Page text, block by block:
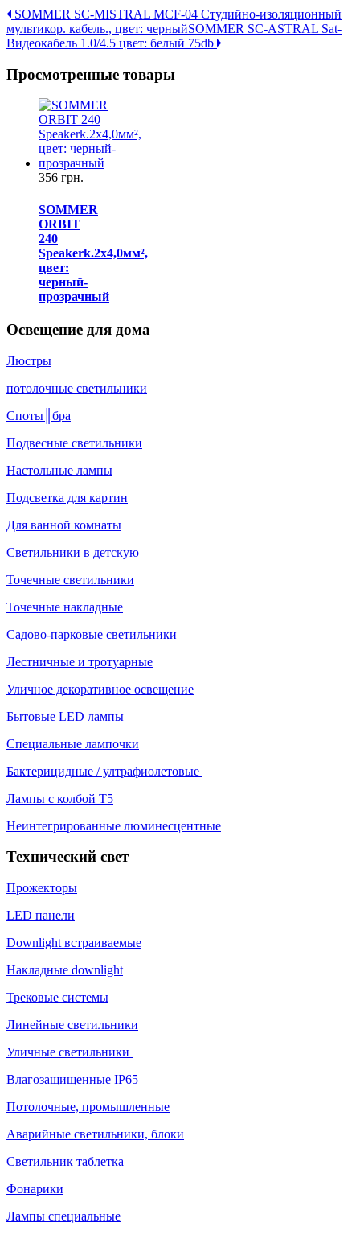
SOMMER SC-MISTRAL MCF-04 Студийно-изоляционный
мультикор. кабель., цвет: черныйSOMMER SC-ASTRAL Sat-
Видеокабель 1.0/4.5 цвет: белый 75db
Просмотренные товары
356 грн.
SOMMER
ORBIT
240
Speakerk.2x4,0мм²,
цвет:
черный-
прозрачный
Освещение для дома
Люстры
потолочные светильники
Споты║бра
Подвесные светильники
Настольные лампы
Подсветка для картин
Для ванной комнаты
Светильники в детскую
Точечные светильники
Точечные накладные
Садово-парковые светильники
Лестничные и тротуарные
Уличное декоративное освещение
Бытовые LED лампы
Специальные лампочки
Бактерицидные / ултрафиолетовые
Лампы с колбой Т5
Неинтегрированные люминесцентные
Технический свет
Прожекторы
LED панели
Downlight встраиваемые
Накладные downlight
Трековые системы
Линейные светильники
Уличные светильники
Влагозащищенные IP65
Потолочные, промышленные
Аварийные светильники, блоки
Светильник таблетка
Фонарики
Лампы специальные